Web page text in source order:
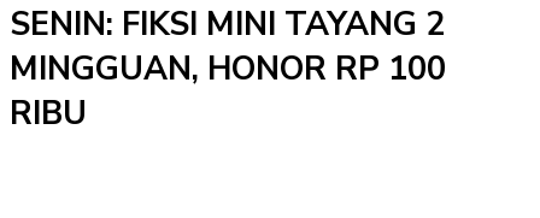
SENIN: FIKSI MINI TAYANG 2
MINGGUAN, HONOR RP 100
RIBU